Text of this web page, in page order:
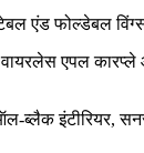
एंड फोल्डेबल विंग्स
एपल
ब्लैक इंटीरियर,